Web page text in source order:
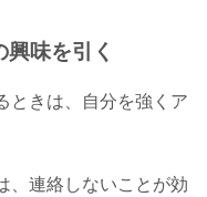
興味を引く
ときは、自分を強くア
、連絡しないことが効